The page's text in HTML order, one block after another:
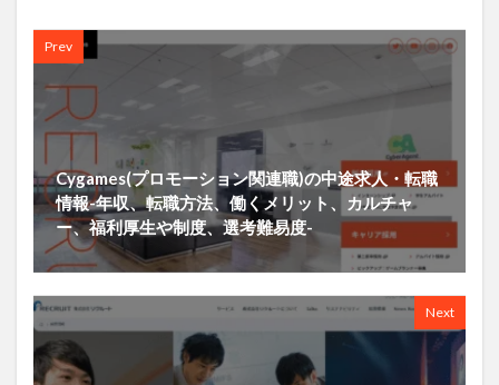
Prev
Cygames(プロモーション関連職)の中途求人・転職
情報-年収、転職方法、働くメリット、カルチャ
ー、福利厚生や制度、選考難易度-
Next